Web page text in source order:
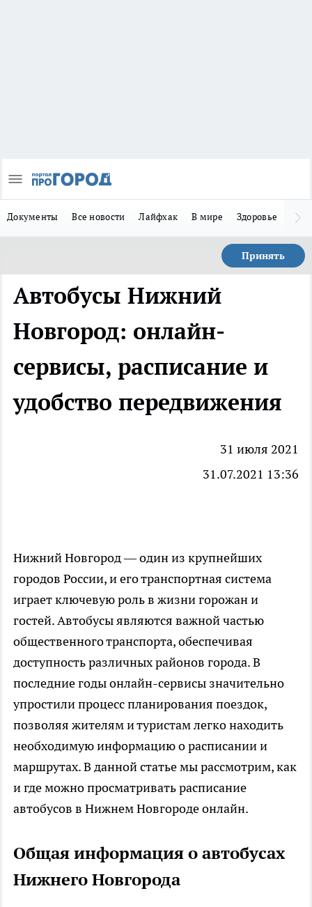
Документы Все новости Лайфхак В мире Здоровье
Принять
Автобусы Нижний
Новгород: онлайн-
сервисы, расписание и
удобство передвижения
31 июля 2021
31.07.2021 13:36
Нижний Новгород — один из крупнейших
городов России, и его транспортная система
играет ключевую роль в жизни горожан и
гостей. Автобусы являются важной частью
общественного транспорта, обеспечивая
доступность различных районов города. В
последние годы онлайн-сервисы значительно
упростили процесс планирования поездок,
позволяя жителям и туристам легко находить
необходимую информацию о расписании и
маршрутах. В данной статье мы рассмотрим, как
и где можно просматривать расписание
автобусов в Нижнем Новгороде онлайн.
Общая информация о автобусах
Нижнего Новгорода